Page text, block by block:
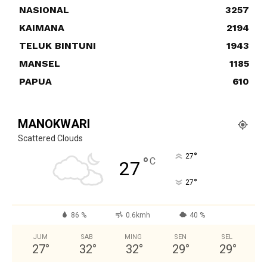
NASIONAL
3257
KAIMANA
2194
TELUK BINTUNI
1943
MANSEL
1185
PAPUA
610
MANOKWARI
Scattered Clouds
27 °C 27°
27°
86 % 0.6kmh 40 %
JUM
27°
SAB
32°
MING
32°
SEN
29°
SEL
29°